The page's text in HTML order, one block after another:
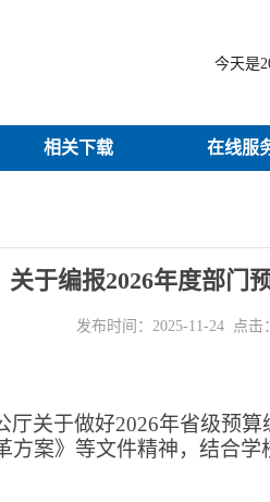
今天是
相关下载 在线服
关于编报2026年度部门
发布时间：2025-11-24 点击
厅关于做好2026年省级预算
方案》等文件精神，结合